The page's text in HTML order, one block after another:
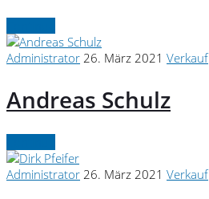
Administrator 26. März 2021 Verkauf
Andreas Schulz
Administrator 26. März 2021 Verkauf